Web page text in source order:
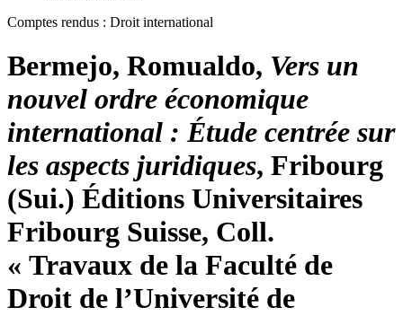
Comptes rendus : Droit international
Bermejo, Romualdo, Vers un
nouvel ordre économique
international : Étude centrée sur
les aspects juridiques, Fribourg
(Sui.) Éditions Universitaires
Fribourg Suisse, Coll.
« Travaux de la Faculté de
Droit de l’Université de